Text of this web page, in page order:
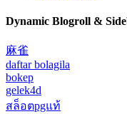
Dynamic Blogroll &
麻雀
daftar bolagila
bokep
gelek4d
สล็อตpgแท้